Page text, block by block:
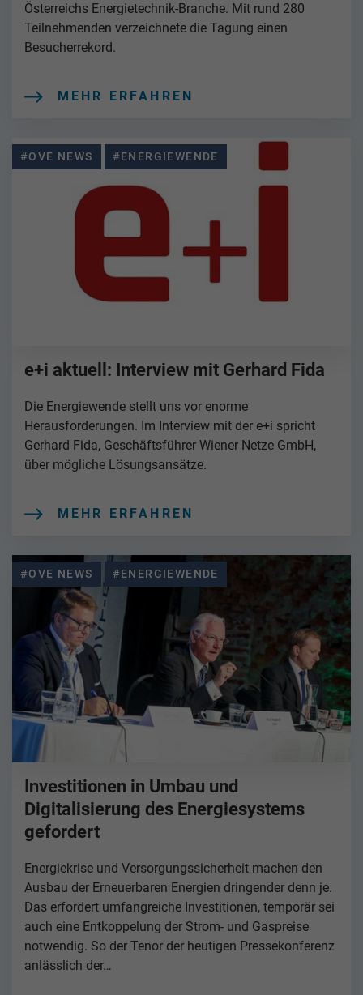
Österreichs Energietechnik-Branche. Mit rund 280
Teilnehmenden verzeichnete die Tagung einen
Besucherrekord.
MEHR ERFAHREN
#OVE NEWS #ENERGIEWENDE
e+i aktuell: Interview mit Gerhard Fida
Die Energiewende stellt uns vor enorme
Herausforderungen. Im Interview mit der e+i spricht
Gerhard Fida, Geschäftsführer Wiener Netze GmbH,
über mögliche Lösungsansätze.
MEHR ERFAHREN
#OVE NEWS #ENERGIEWENDE
Investitionen in Umbau und
Digitalisierung des Energiesystems
gefordert
Energiekrise und Versorgungssicherheit machen den
Ausbau der Erneuerbaren Energien dringender denn je.
Das erfordert umfangreiche Investitionen, temporär sei
auch eine Entkoppelung der Strom- und Gaspreise
notwendig. So der Tenor der heutigen Pressekonferenz
anlässlich der…